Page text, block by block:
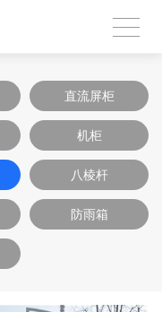
直流屏柜
机柜
八棱杆
防雨箱